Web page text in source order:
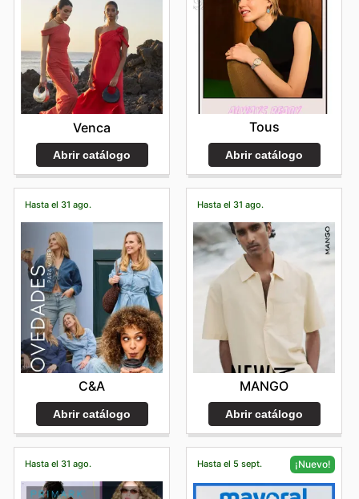
Venca
Abrir catálogo
Tous
Abrir catálogo
Hasta el 31 ago.
C&A
Abrir catálogo
Hasta el 31 ago.
MANGO
Abrir catálogo
Hasta el 31 ago. Hasta el 5 sept. ¡Nuevo!